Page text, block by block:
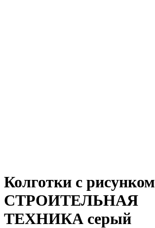
Колготки с рисунком
СТРОИТЕЛЬНАЯ
ТЕХНИКА серый